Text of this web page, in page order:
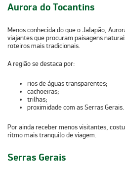
Aurora do Tocantins
Menos conhecida do que o Jalapão,
viajantes que procuram paisagens
roteiros mais tradicionais.
A região se destaca por:
rios de águas transparentes;
cachoeiras;
trilhas;
proximidade com as Serras Gerais.
Por ainda receber menos visitantes,
ritmo mais tranquilo de viagem.
Serras Gerais